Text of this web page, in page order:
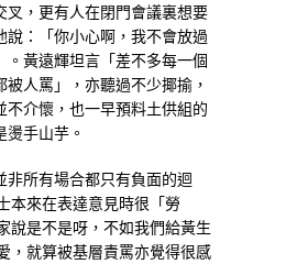
叉，更有人在閉門會議裏想要
說：「你小心啊，我不會放過
。黃遠輝坦言「差不多每一個
被人罵」，亦聽過不少揶揄，
不介懷，也一早預料土供組的
燙手山芋。
非所有場合都只有負面的迴
本來在表達意見時很「勞
說是不是呀，不如我們給黃生
，就算被基層責罵亦覺得很感